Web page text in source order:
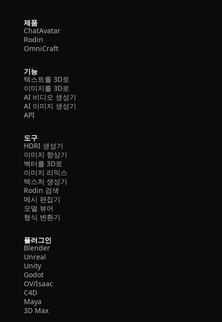
제품
ChatAvatar
Rodin
OmniCraft
기능
텍스트를 3D로
이미지를 3D로
AI 비디오 생성기
AI 이미지 생성기
API
도구
HDRI 생성기
이미지 향상기
벡터를 3D로
이미지 리믹스
텍스처 생성기
Rodin 검색
메시 편집기
모델 뷰어
형식 변환기
플러그인
Blender
Unreal
Unity
Godot
OV/Isaac
C4D
Maya
3D Max